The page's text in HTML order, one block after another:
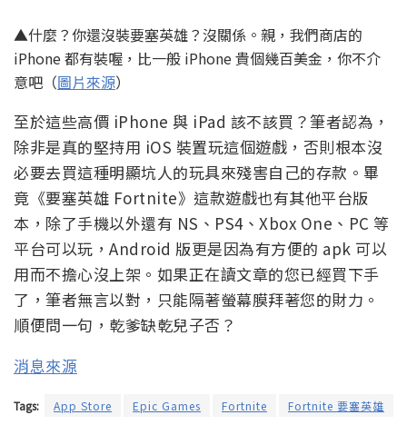
▲什麼？你還沒裝要塞英雄？沒關係。親，我們商店的
iPhone 都有裝喔，比一般 iPhone 貴個幾百美金，你不介
意吧（圖片來源）
至於這些高價 iPhone 與 iPad 該不該買？筆者認為，
除非是真的堅持用 iOS 裝置玩這個遊戲，否則根本沒
必要去買這種明顯坑人的玩具來殘害自己的存款。畢
竟《要塞英雄 Fortnite》這款遊戲也有其他平台版
本，除了手機以外還有 NS、PS4、Xbox One、PC 等
平台可以玩，Android 版更是因為有方便的 apk 可以
用而不擔心沒上架。如果正在讀文章的您已經買下手
了，筆者無言以對，只能隔著螢幕膜拜著您的財力。
順便問一句，乾爹缺乾兒子否？
消息來源
Tags: App Store Epic Games Fortnite Fortnite 要塞英雄